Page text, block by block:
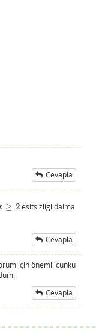
Cevapla
≥ 2esitsizligi daima
Cevapla
için önemli cunku
Cevapla